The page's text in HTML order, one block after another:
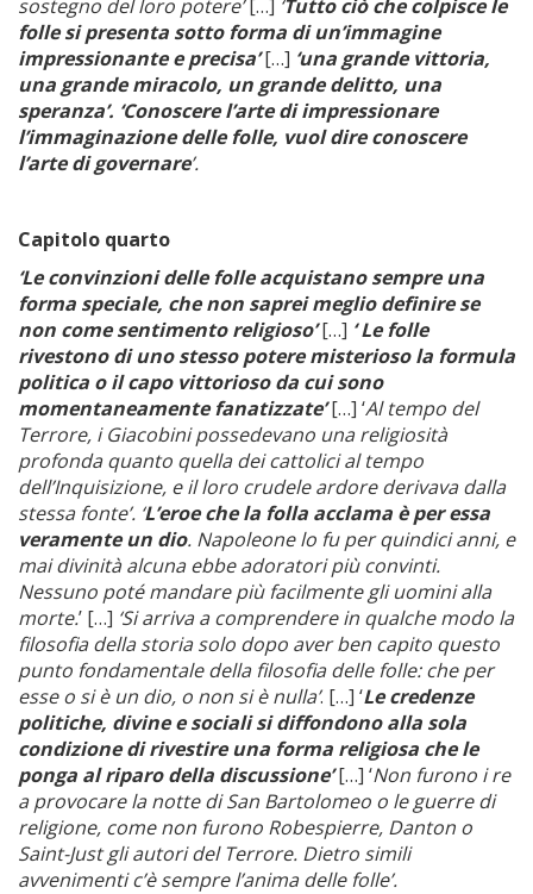
sostegno del loro potere’ […] ‘Tutto ciò che colpisce le
folle si presenta sotto forma di un’immagine
impressionante e precisa’[…] ‘una grande vittoria,
una grande miracolo, un grande delitto, una
speranza’. ‘Conoscere l’arte di impressionare
l’immaginazione delle folle, vuol dire conoscere
l’arte di governare’.
Capitolo quarto
‘Le convinzioni delle folle acquistano sempre una
forma speciale, che non saprei meglio definire se
non come sentimento religioso’[…] ‘ Le folle
rivestono di uno stesso potere misterioso la formula
politica o il capo vittorioso da cui sono
momentaneamente fanatizzate’[…] ‘Al tempo del
Terrore, i Giacobini possedevano una religiosità
profonda quanto quella dei cattolici al tempo
dell’Inquisizione, e il loro crudele ardore derivava dalla
stessa fonte’. ‘L’eroe che la folla acclama è per essa
veramente un dio. Napoleone lo fu per quindici anni, e
mai divinità alcuna ebbe adoratori più convinti.
Nessuno poté mandare più facilmente gli uomini alla
morte.’ […] ‘Si arriva a comprendere in qualche modo la
filosofia della storia solo dopo aver ben capito questo
punto fondamentale della filosofia delle folle: che per
esse o si è un dio, o non si è nulla’. […] ‘Le credenze
politiche, divine e sociali si diffondono alla sola
condizione di rivestire una forma religiosa che le
ponga al riparo della discussione’[…] ‘Non furono i re
a provocare la notte di San Bartolomeo o le guerre di
religione, come non furono Robespierre, Danton o
Saint-Just gli autori del Terrore. Dietro simili
avvenimenti c’è sempre l’anima delle folle’.